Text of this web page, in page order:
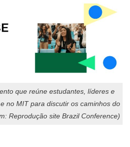
que reúne estudantes, líderes e
no MIT para discutir os caminhos do
Reprodução site Brazil Conference)